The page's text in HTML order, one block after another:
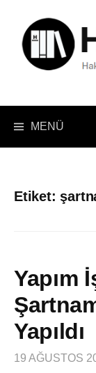
MENÜ
Etiket:
Yapım
Yapıldı
19 AĞUSTOS